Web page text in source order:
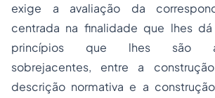
exige a avaliação da
centrada na finalidade que lhes
princípios que lhes são
sobrejacentes, entre a
descrição normativa e a